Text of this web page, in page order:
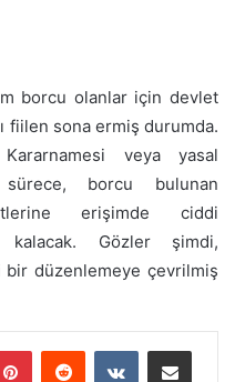
borcu olanlar için devlet
fiilen sona ermiş durumda.
veya yasal
sürece, borcu bulunan
erişimde ciddi
kalacak. Gözler şimdi,
bir düzenlemeye çevrilmiş
PinterestReddit VKontakteE-Posta ile paylaş